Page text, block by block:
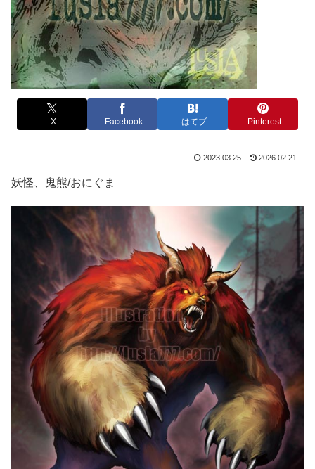
X Facebook はてブ Pinterest
2023.03.25 2026.02.21
妖怪、鬼熊/おにぐま